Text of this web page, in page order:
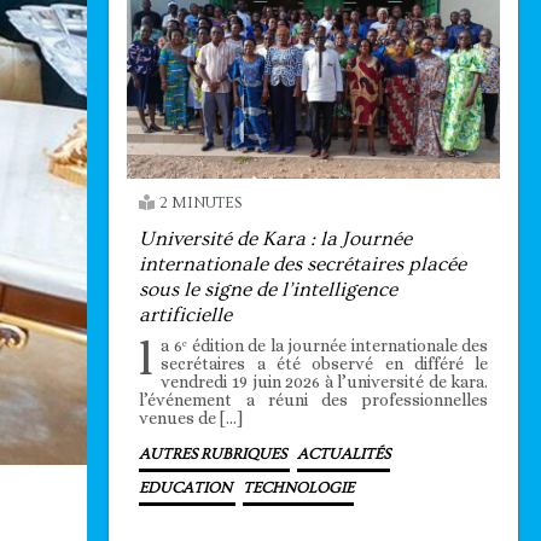
2 MINUTES
Université de Kara : la Journée
internationale des secrétaires placée
sous le signe de l’intelligence
artificielle
l a 6ᵉ édition de la journée internationale des
secrétaires a été observé en différé le
vendredi 19 juin 2026 à l’université de kara.
l’événement a réuni des professionnelles
venues de […]
AUTRES RUBRIQUES ACTUALITÉS
EDUCATION TECHNOLOGIE